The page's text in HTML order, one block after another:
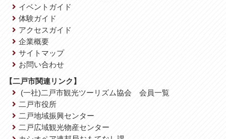
イベントガイド
体験ガイド
アクセスガイド
企業概要
サイトマップ
お問い合わせ
【二戸市関連リンク】
(一社)二戸市観光ツーリズム協会 会員一覧
二戸市役所
二戸地域振興センター
二戸広域観光物産センター